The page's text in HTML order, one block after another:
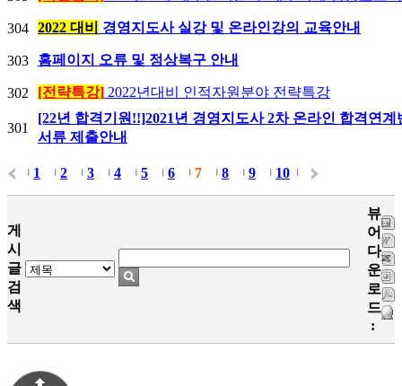
304 2022 대비 경영지도사 실강 및 온라인강의 교육안내
303 홈페이지 오류 및 정상복구 안내
302 [전략특강] 2022년대비 인적자원분야 전략특강
301
[22년 합격기원!!]2021년 경영지도사 2차 온라인 합격연계
서류 제출안내
1 2 3 4 5 6 7 8 9 10
게
시
글
검
색
뷰
어
다
운
로
드
: